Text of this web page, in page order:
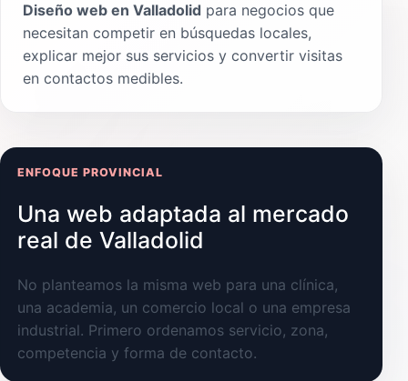
Diseño web en Valladolid para negocios que
necesitan competir en búsquedas locales,
explicar mejor sus servicios y convertir visitas
en contactos medibles.
ENFOQUE PROVINCIAL
Una web adaptada al mercado
real de Valladolid
No planteamos la misma web para una clínica,
una academia, un comercio local o una empresa
industrial. Primero ordenamos servicio, zona,
competencia y forma de contacto.